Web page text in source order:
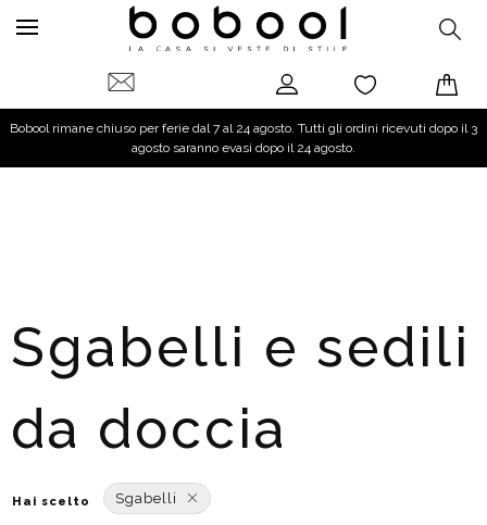
Bobool rimane chiuso per ferie dal 7 al 24 agosto. Tutti gli ordini ricevuti dopo il 3
agosto saranno evasi dopo il 24 agosto.
Sgabelli e sedili
da doccia
Hai scelto Sgabelli